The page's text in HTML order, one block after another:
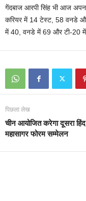
गेंदबाज आरपी सिंह भी आज
करियर में 14 टेस्ट, 58 वनडे
में 40, वनडे में 69 और टी-20
पिछला लेख
चीन आयोजित करेगा दूसरा हिंद
महासागर फोरम सम्मेलन